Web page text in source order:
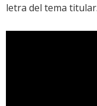
letra del tema titular.